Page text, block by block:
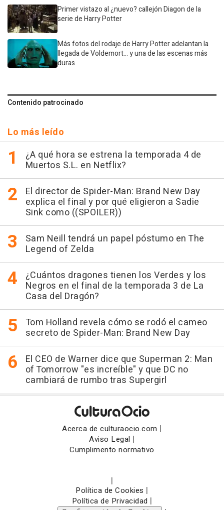
Primer vistazo al ¿nuevo? callejón Diagon de la
serie de Harry Potter
Más fotos del rodaje de Harry Potter adelantan la
llegada de Voldemort... y una de las escenas más
duras
Contenido patrocinado
Lo más leído
¿A qué hora se estrena la temporada 4 de
Muertos S.L. en Netflix?
El director de Spider-Man: Brand New Day
explica el final y por qué eligieron a Sadie
Sink como ((SPOILER))
Sam Neill tendrá un papel póstumo en The
Legend of Zelda
¿Cuántos dragones tienen los Verdes y los
Negros en el final de la temporada 3 de La
Casa del Dragón?
Tom Holland revela cómo se rodó el cameo
secreto de Spider-Man: Brand New Day
El CEO de Warner dice que Superman 2: Man
of Tomorrow "es increíble" y que DC no
cambiará de rumbo tras Supergirl
Acerca de culturaocio.com |
Aviso Legal |
Cumplimento normativo
|
Política de Cookies |
Política de Privacidad |